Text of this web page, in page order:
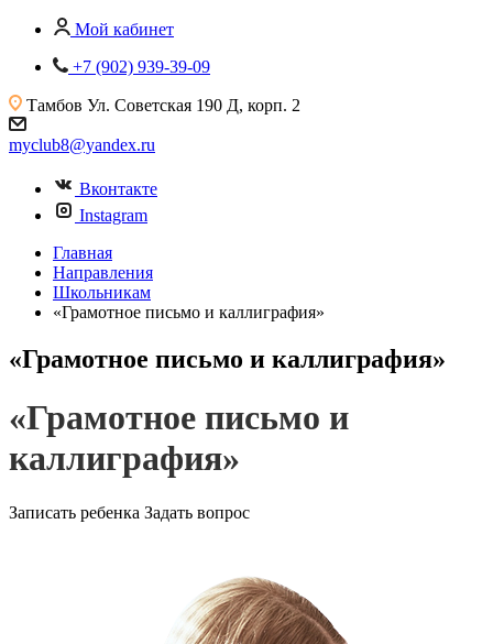
Мой кабинет
+7 (902) 939-39-09
Тамбов Ул. Советская 190 Д, корп. 2
myclub8@yandex.ru
Вконтакте
Instagram
Главная
Направления
Школьникам
«Грамотное письмо и каллиграфия»
«Грамотное письмо и каллиграфия»
«Грамотное письмо и
каллиграфия»
Записать ребенка Задать вопрос